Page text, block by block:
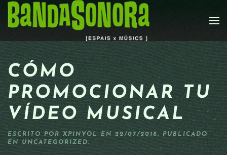
Skip to main content
CÓMO
PROMOCIONAR TU
VÍDEO MUSICAL
ESCRITO POR XPINYOL EN 22/07/2018. PUBLICADO
EN UNCATEGORIZED.